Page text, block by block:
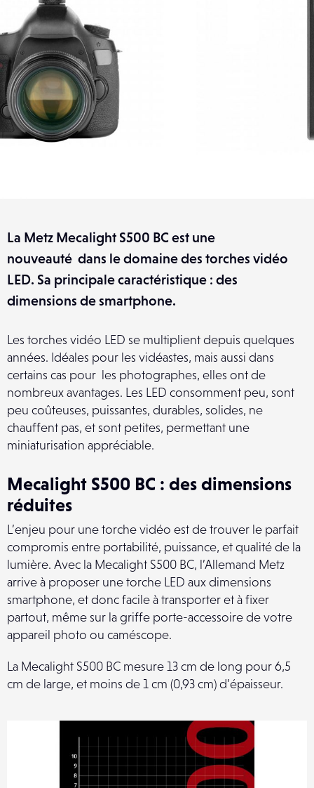
La Metz Mecalight S500 BC est une
nouveauté dans le domaine des torches vidéo
LED. Sa principale caractéristique : des
dimensions de smartphone.
Les torches vidéo LED se multiplient depuis quelques
années. Idéales pour les vidéastes, mais aussi dans
certains cas pour les photographes, elles ont de
nombreux avantages. Les LED consomment peu, sont
peu coûteuses, puissantes, durables, solides, ne
chauffent pas, et sont petites, permettant une
miniaturisation appréciable.
Mecalight S500 BC : des dimensions
réduites
L’enjeu pour une torche vidéo est de trouver le parfait
compromis entre portabilité, puissance, et qualité de la
lumière. Avec la Mecalight S500 BC, l’Allemand Metz
arrive à proposer une torche LED aux dimensions
smartphone, et donc facile à transporter et à fixer
partout, même sur la griffe porte-accessoire de votre
appareil photo ou caméscope.
La Mecalight S500 BC mesure 13 cm de long pour 6,5
cm de large, et moins de 1 cm (0,93 cm) d’épaisseur.